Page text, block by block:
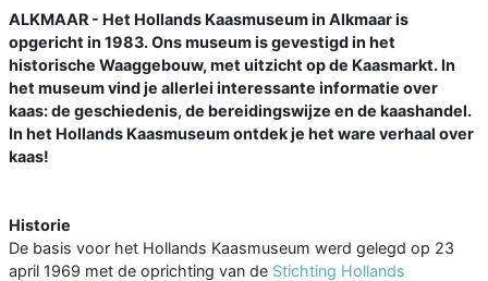
ALKMAAR - Het Hollands Kaasmuseum in Alkmaar is
opgericht in 1983. Ons museum is gevestigd in het
historische Waaggebouw, met uitzicht op de Kaasmarkt. In
het museum vind je allerlei interessante informatie over
kaas: de geschiedenis, de bereidingswijze en de kaashandel.
In het Hollands Kaasmuseum ontdek je het ware verhaal over
kaas!
Historie
De basis voor het Hollands Kaasmuseum werd gelegd op 23
april 1969 met de oprichting van de Stichting Hollands